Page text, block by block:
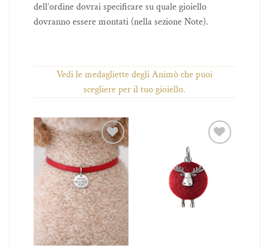
dell’ordine dovrai specificare su quale gioiello
dovranno essere montati (nella sezione Note).
Vedi le medagliette degli Animò che puoi
scegliere per il tuo gioiello.
Aggiungi
alla lista
dei
desideri
alla lista
desideri